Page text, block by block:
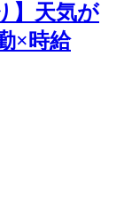
】天気が
×時給